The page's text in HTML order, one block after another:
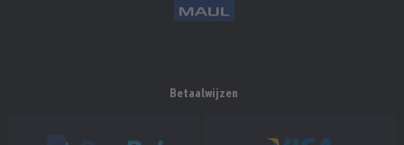
Betaalwijzen